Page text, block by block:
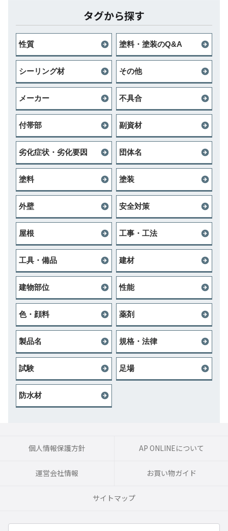
タグから探す
性質 塗料・塗装のQ&A
シーリング材 その他
メーカー 不具合
付帯部 副資材
劣化症状・劣化要因 団体名
塗料 塗装
外壁 安全対策
屋根 工事・工法
工具・備品 建材
建物部位 性能
色・顔料 薬剤
製品名 規格・法律
試験 足場
防水材
個人情報保護方針 AP ONLINEについて
運営会社情報 お買い物ガイド
サイトマップ